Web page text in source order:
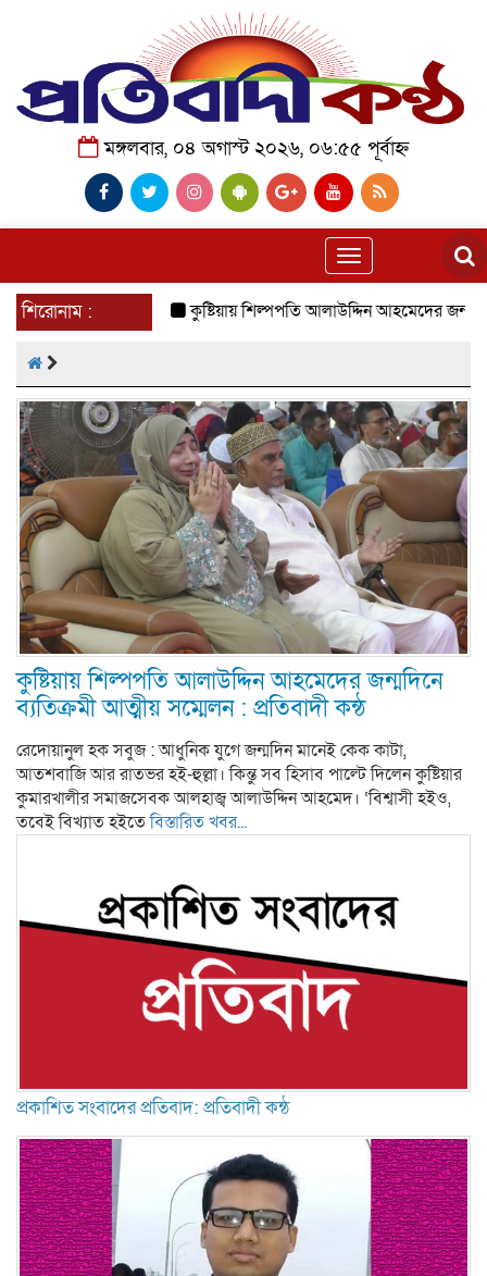
মঙ্গলবার, ০৪ অগাস্ট ২০২৬, ০৬:৫৫ পূর্বাহ্ন
Toggle
navigation
শিরোনাম : কুষ্টিয়ায় শিল্পপতি আলাউদ্দিন আহমেদের জন্মদিনে
কুষ্টিয়ায় শিল্পপতি আলাউদ্দিন আহমেদের জন্মদিনে
ব্যতিক্রমী আত্মীয় সম্মেলন : প্রতিবাদী কন্ঠ
রেদোয়ানুল হক সবুজ : আধুনিক যুগে জন্মদিন মানেই কেক কাটা,
আতশবাজি আর রাতভর হই-হুল্লা। কিন্তু সব হিসাব পাল্টে দিলেন কুষ্টিয়ার
কুমারখালীর সমাজসেবক আলহাজ্ব আলাউদ্দিন আহমেদ। ‘বিশ্বাসী হইও,
তবেই বিখ্যাত হইতেবিস্তারিত খবর...
প্রকাশিত সংবাদের প্রতিবাদ: প্রতিবাদী কন্ঠ